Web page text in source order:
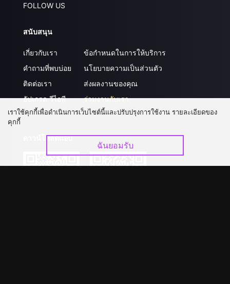
FOLLOW US
สนับสนุน
เกี่ยวกับเรา
คำถามที่พบบ่อย
ติดต่อเรา
อัปเกรด วีไอพี
ข้อกำหนดในการให้บริการ
นโยบายความเป็นส่วนตัว
ส่งผลงานของคุณ
ร่วมงานกับเรา
ดาวน์โหลดแอป
เราใช้คุกกี้เพื่อดำเนินการเว็บไซต์นี้และปรับปรุงการใช้งาน รายละเอียดของ
คุกกี้
ฉันยอมรับ